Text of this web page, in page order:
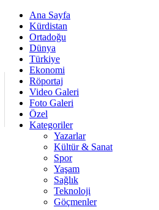
Ana Sayfa
Kürdistan
Ortadoğu
Dünya
Türkiye
Ekonomi
Röportaj
Video Galeri
Foto Galeri
Özel
Kategoriler
Yazarlar
Kültür & Sanat
Spor
Yaşam
Sağlık
Teknoloji
Göçmenler